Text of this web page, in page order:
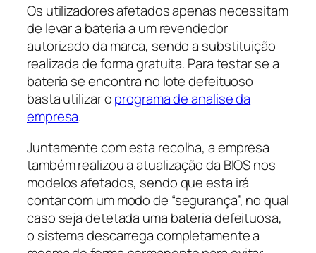
Os utilizadores afetados apenas necessitam
de levar a bateria a um revendedor
autorizado da marca, sendo a substituição
realizada de forma gratuita. Para testar se a
bateria se encontra no lote defeituoso
basta utilizar oprograma de analise da
empresa.
Juntamente com esta recolha, a empresa
também realizou a atualização da BIOS nos
modelos afetados, sendo que esta irá
contar com um modo de “segurança”, no qual
caso seja detetada uma bateria defeituosa,
o sistema descarrega completamente a